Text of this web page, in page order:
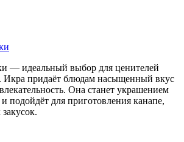
— идеальный выбор для ценителей
Икра придаёт блюдам насыщенный вкус
Она станет украшением
подойдёт для приготовления канапе,